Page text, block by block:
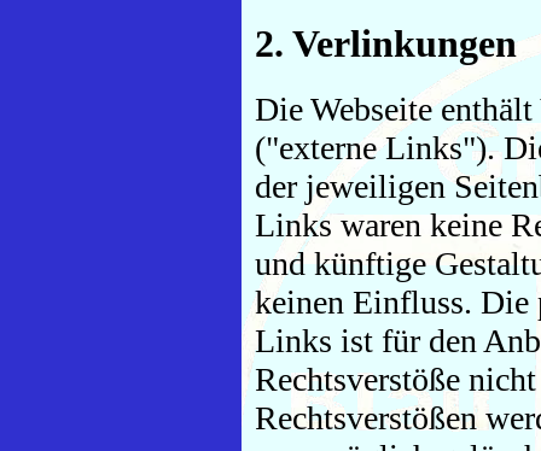
2. Verlinkungen
Die Webseite
("externe Links").
der jeweiligen
Links waren keine
und künftige
keinen Einfluss. Die
Links ist für den
Rechtsverstöße
Rechtsverstößen